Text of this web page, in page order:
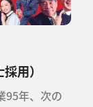
用）
95年、次の